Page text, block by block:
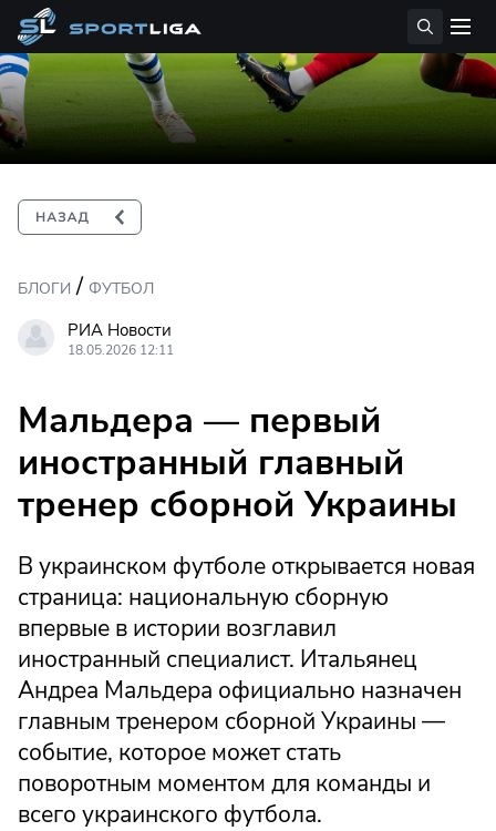
БЛОГИ / ФУТБОЛ
РИА Новости
18.05.2026 12:11
Мальдера — первый
иностранный главный
тренер сборной Украины
В украинском футболе открывается новая
страница: национальную сборную
впервые в истории возглавил
иностранный специалист. Итальянец
Андреа Мальдера официально назначен
главным тренером сборной Украины —
событие, которое может стать
поворотным моментом для команды и
всего украинского футбола.